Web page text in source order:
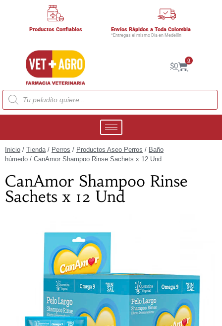
Productos Confiables Envíos Rápidos a Toda Colombia
*Entregas el mismo Día en Medellín
$0
0
Inicio / Tienda/ Perros / Productos Aseo Perros / Baño
húmedo / CanAmor Shampoo Rinse Sachets x 12 Und
CanAmor Shampoo Rinse
Sachets x 12 Und